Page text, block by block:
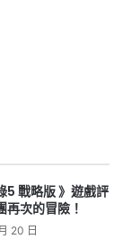
5 戰略版 》遊戲評
再次的冒險！
20 日